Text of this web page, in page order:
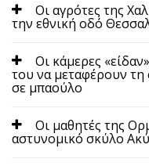
Οι αγρότες της
την εθνική οδό
Οι κάμερες
του να μεταφέρουν
σε μπαούλο
Οι μαθητές της
αστυνομικό σκύλο